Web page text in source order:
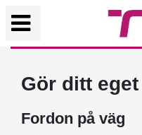
Gör ditt
Fordon på väg